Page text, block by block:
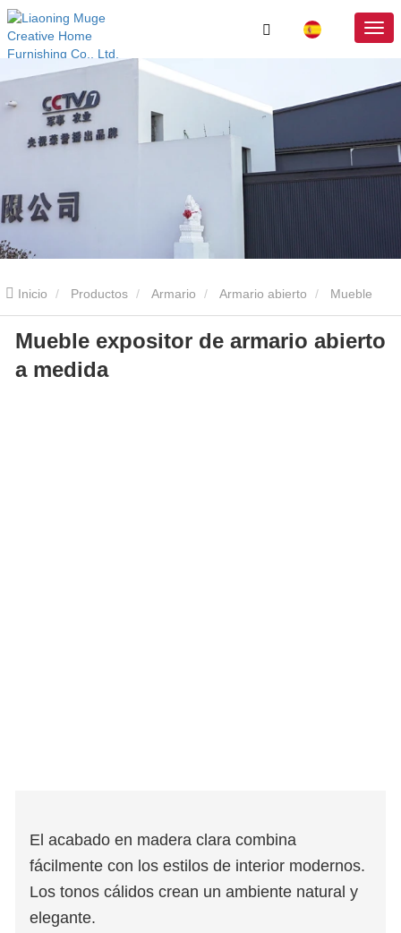
Inicio Productos Armario Armario abierto
expositor de armario abierto a medida
Mueble expositor de armario abierto
a medida
El acabado en madera clara combina
fácilmente con los estilos de interior modernos.
Los tonos cálidos crean un ambiente natural y
elegante.